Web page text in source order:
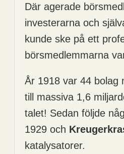
Där agerade
investerarna och
kunde ske på ett
börsmedlemmarna
År 1918 var 44 bolag
till massiva 1,6
talet! Sedan följde
1929 och
katalysatorer.